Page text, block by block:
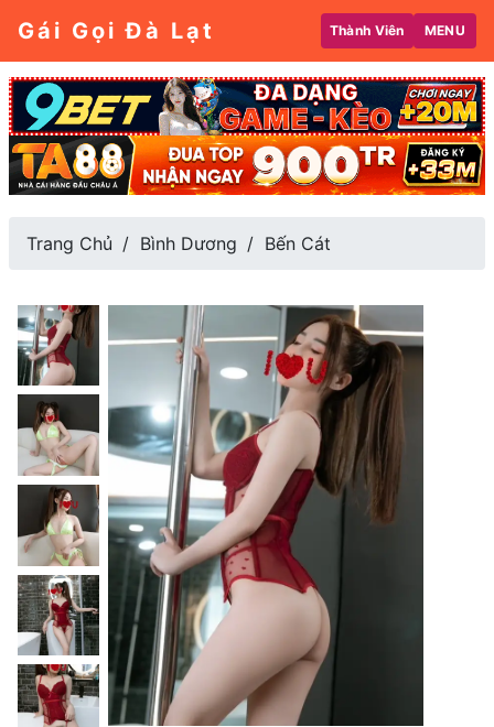
Gái Gọi Đà Lạt Thành Viên MENU
Trang Chủ Bình Dương Bến Cát